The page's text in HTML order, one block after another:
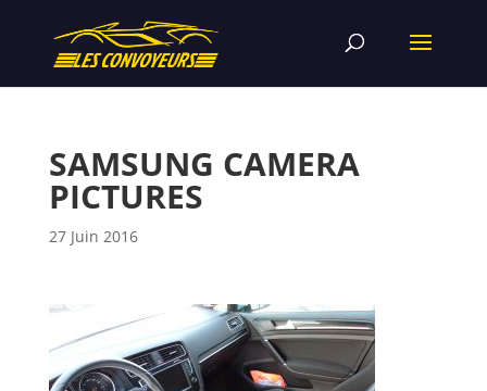
SAMSUNG CAMERA
PICTURES
27 Juin 2016